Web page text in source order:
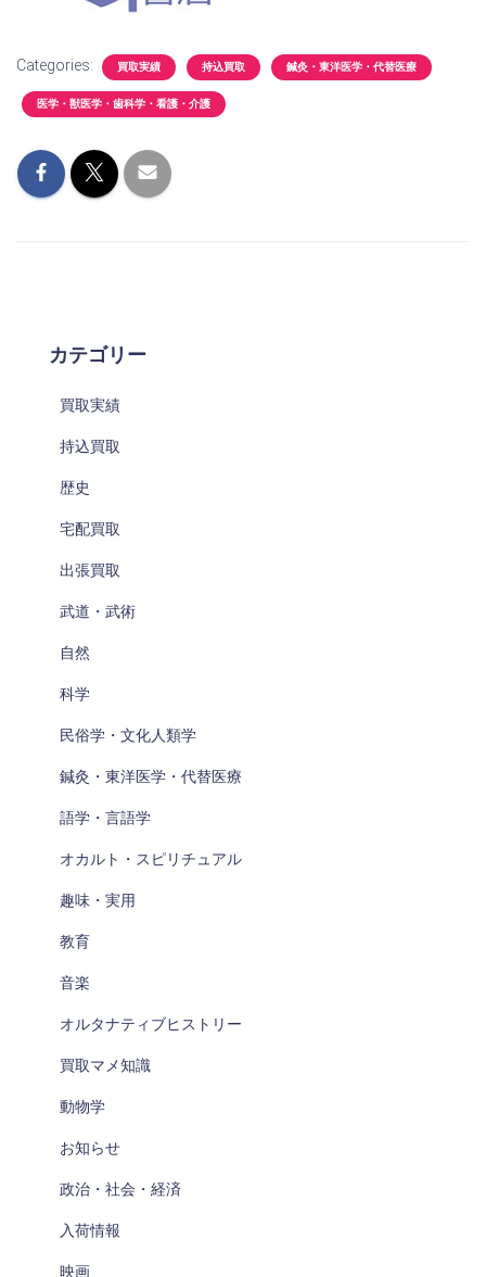
Categories: 買取実績 持込買取 鍼灸・東洋医学・代替医療
医学・獣医学・歯科学・看護・介護
カテゴリー
買取実績
持込買取
歴史
宅配買取
出張買取
武道・武術
自然
科学
民俗学・文化人類学
鍼灸・東洋医学・代替医療
語学・言語学
オカルト・スピリチュアル
趣味・実用
教育
音楽
オルタナティブヒストリー
買取マメ知識
動物学
お知らせ
政治・社会・経済
入荷情報
映画